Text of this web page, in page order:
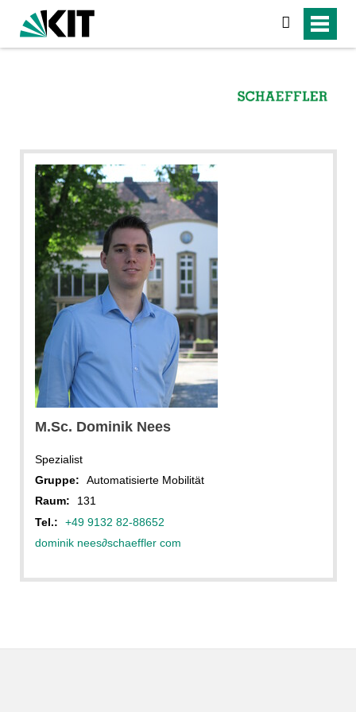
suchen
M.Sc. Dominik Nees
Spezialist
Gruppe:
Automatisierte Mobilität
Raum:
131
Tel.:
+49 9132 82-88652
dominik nees∂schaeffler com